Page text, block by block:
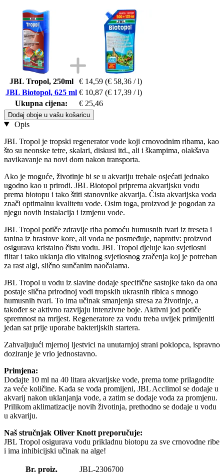
JBL Tropol, 250ml € 14,59 (€ 58,36 / l)
JBL Biotopol, 625 ml € 10,87 (€ 17,39 / l)
Ukupna cijena:
€ 25,46
Dodaj oboje u vašu košaricu
Opis
JBL Tropol je tropski regenerator vode koji crnovodnim ribama, kao
što su neonske tetre, skalari, diskusi itd., ali i škampima, olakšava
navikavanje na novi dom nakon transporta.
Ako je moguće, životinje bi se u akvariju trebale osjećati jednako
ugodno kao u prirodi. JBL Biotopol priprema akvarijsku vodu
prema biotopu i tako štiti stanovnike akvarija. Čista akvarijska voda
znači optimalnu kvalitetu vode. Osim toga, proizvod je pogodan za
njegu novih instalacija i izmjenu vode.
JBL Tropol potiče zdravlje riba pomoću humusnih tvari iz treseta i
tanina iz hrastove kore, ali voda ne posmeđuje, naprotiv: proizvod
osigurava kristalno čistu vodu. JBL Tropol djeluje kao svjetlosni
filtar i tako uklanja dio vitalnog svjetlosnog zračenja koj je potreban
za rast algi, slično sunčanim naočalama.
JBL Tropol u vodu iz slavine dodaje specifične sastojke tako da ona
postaje slična prirodnoj vodi tropskih ukrasnih ribica s mnogo
humusnih tvari. To ima učinak smanjenja stresa za životinje, a
također se aktivno razvijaju intenzivne boje. Aktivni jod potiče
spremnost na mrijest. Regeneratore za vodu treba uvijek primijeniti
jedan sat prije uporabe bakterijskih startera.
Zahvaljujući mjernoj ljestvici na unutarnjoj strani poklopca, ispravno
doziranje je vrlo jednostavno.
Primjena:
Dodajte 10 ml na 40 litara akvarijske vode, prema tome prilagodite
za veće količine. Kada se voda promijeni, JBL Acclimol se dodaje u
akvarij nakon uklanjanja vode, a zatim se dodaje voda za promjenu.
Prilikom aklimatizacije novih životinja, prethodno se dodaje u vodu
u akvariju.
Naš stručnjak Oliver Knott preporučuje:
JBL Tropol osigurava vodu prikladnu biotopu za sve crnovodne ribe
i ima inhibicijski učinak na alge!
Br. proiz.
JBL-2306700